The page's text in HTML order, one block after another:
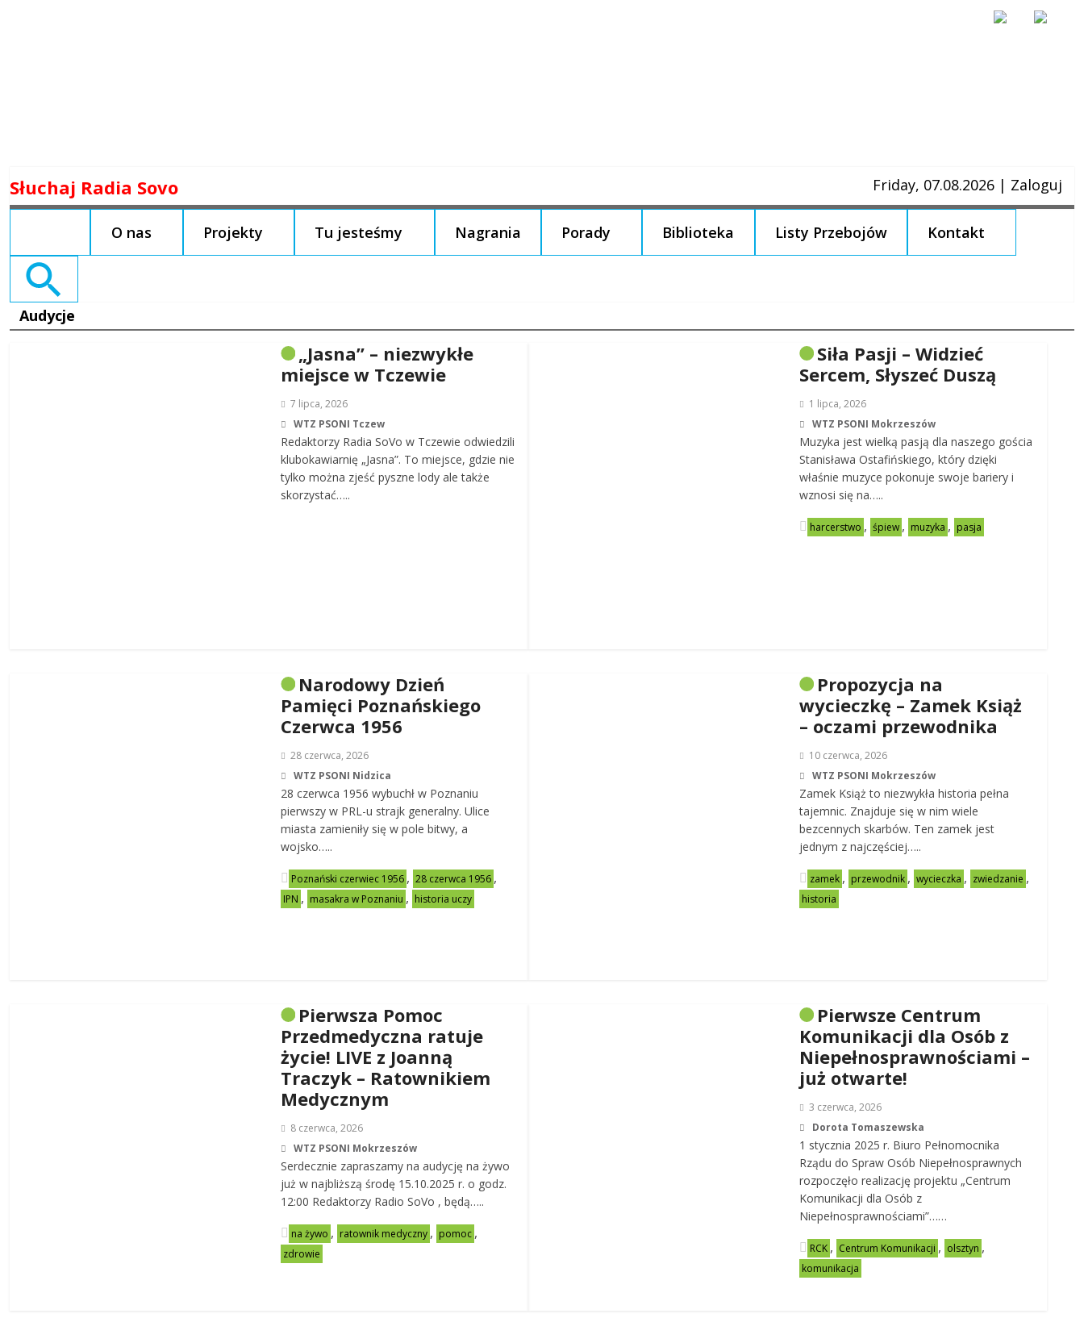
to
Słuchaj Radia Sovo Friday, 07.08.2026 | Zaloguj
O nas Projekty Tu jesteśmy Nagrania Porady Biblioteka Listy Przebojów Kontakt
Search
Audycje
„Jasna” – niezwykłe
miejsce w Tczewie
7 lipca, 2026
WTZ PSONI Tczew
Redaktorzy Radia SoVo w Tczewie odwiedzili
klubokawiarnię „Jasna”. To miejsce, gdzie nie
tylko można zjeść pyszne lody ale także
skorzystać…..
Siła Pasji – Widzieć
Sercem, Słyszeć Duszą
1 lipca, 2026
WTZ PSONI Mokrzeszów
Muzyka jest wielką pasją dla naszego gościa
Stanisława Ostafińskiego, który dzięki
właśnie muzyce pokonuje swoje bariery i
wznosi się na…..
harcerstwo , śpiew , muzyka , pasja
Narodowy Dzień
Pamięci Poznańskiego
Czerwca 1956
28 czerwca, 2026
WTZ PSONI Nidzica
28 czerwca 1956 wybuchł w Poznaniu
pierwszy w PRL-u strajk generalny. Ulice
miasta zamieniły się w pole bitwy, a
wojsko…..
Poznański czerwiec 1956 , 28 czerwca 1956 ,
IPN , masakra w Poznaniu , historia uczy
Propozycja na
wycieczkę – Zamek Książ
– oczami przewodnika
10 czerwca, 2026
WTZ PSONI Mokrzeszów
Zamek Książ to niezwykła historia pełna
tajemnic. Znajduje się w nim wiele
bezcennych skarbów. Ten zamek jest
jednym z najczęściej…..
zamek , przewodnik , wycieczka , zwiedzanie ,
historia
Pierwsza Pomoc
Przedmedyczna ratuje
życie! LIVE z Joanną
Traczyk – Ratownikiem
Medycznym
8 czerwca, 2026
WTZ PSONI Mokrzeszów
Serdecznie zapraszamy na audycję na żywo
już w najbliższą środę 15.10.2025 r. o godz.
12:00 Redaktorzy Radio SoVo , będą…..
na żywo , ratownik medyczny , pomoc ,
zdrowie
Pierwsze Centrum
Komunikacji dla Osób z
Niepełnosprawnościami –
już otwarte!
3 czerwca, 2026
Dorota Tomaszewska
1 stycznia 2025 r. Biuro Pełnomocnika
Rządu do Spraw Osób Niepełnosprawnych
rozpoczęło realizację projektu „Centrum
Komunikacji dla Osób z
Niepełnosprawnościami”……
RCK , Centrum Komunikacji , olsztyn ,
komunikacja